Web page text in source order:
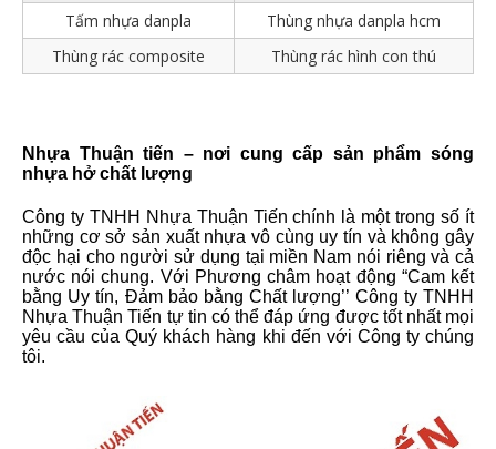
Tấm nhựa danpla
Thùng nhựa danpla hcm
Thùng rác composite
Thùng rác hình con thú
Nhựa Thuận tiến – nơi cung cấp sản phẩm sóng
nhựa hở chất lượng
Công ty TNHH Nhựa Thuận Tiến chính là một trong số ít
những cơ sở sản xuất nhựa vô cùng uy tín và không gây
độc hại cho người sử dụng tại miền Nam nói riêng và cả
nước nói chung. Với Phương châm hoạt động “Cam kết
bằng Uy tín, Đảm bảo bằng Chất lượng’’ Công ty TNHH
Nhựa Thuận Tiến tự tin có thể đáp ứng được tốt nhất mọi
yêu cầu của Quý khách hàng khi đến với Công ty chúng
tôi.